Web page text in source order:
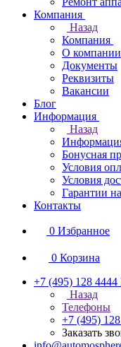
Компания
Назад
Компания
О компании
Документы
Реквизиты
Вакансии
Блог
Информация
Назад
Бонусная
Условия
Условия
Гарантии
Контакты
0 Избранное
0 Корзина
+7 (495) 128 4444
Назад
Телефоны
+7 (495)
Заказать